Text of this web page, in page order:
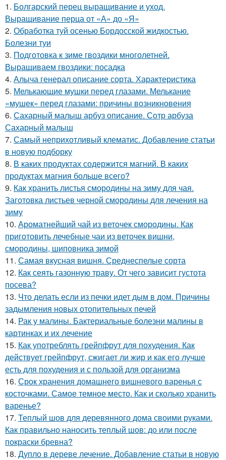
1. Болгарский перец выращивание и уход.
Выращивание перца от «А» до «Я»
2. Обработка туй осенью Бордосской жидкостью.
Болезни туи
3. Подготовка к зиме гвоздики многолетней.
Выращиваем гвоздики: посадка
4. Алыча генерал описание сорта. Характеристика
5. Мелькающие мушки перед глазами. Мелькание
«мушек» перед глазами: причины возникновения
6. Сахарный малыш арбуз описание. Сотр арбуза
Сахарный малыш
7. Самый неприхотливый клематис. Добавление статьи
в новую подборку
8. В каких продуктах содержится магний. В каких
продуктах магния больше всего?
9. Как хранить листья смородины на зиму для чая.
Заготовка листьев черной смородины для лечения на
зиму
10. Ароматнейший чай из веточек смородины. Как
приготовить лечебные чаи из веточек вишни,
смородины, шиповника зимой
11. Самая вкусная вишня. Среднеспелые сорта
12. Как сеять газонную траву. От чего зависит густота
посева?
13. Что делать если из печки идет дым в дом. Причины
задымления новых отопительных печей
14. Рак у малины. Бактериальные болезни малины в
картинках и их лечение
15. Как употреблять грейпфрут для похудения. Как
действует грейпфрут, сжигает ли жир и как его лучше
есть для похудения и с пользой для организма
16. Срок хранения домашнего вишневого варенья с
косточками. Самое темное место. Как и сколько хранить
варенье?
17. Теплый шов для деревянного дома своими руками.
Как правильно наносить теплый шов: до или после
покраски бревна?
18. Дупло в дереве лечение. Добавление статьи в новую